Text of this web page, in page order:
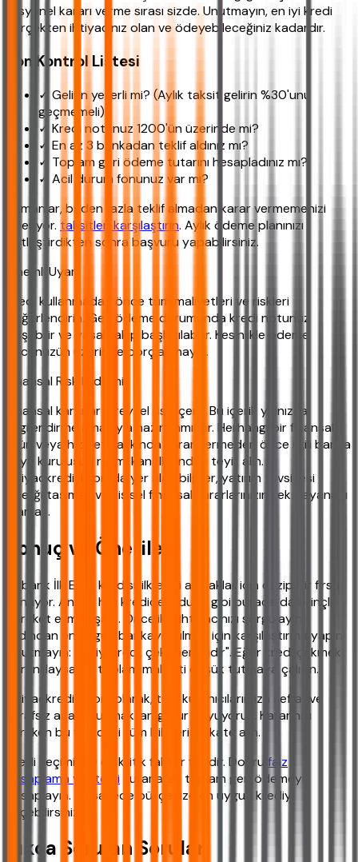
rasyonel kararı verme sırası sizde. Unutmayın, en iyi kredi
gerçekten ihtiyacınız olan ve ödeyebileceğiniz kadardır.
Son Kontrol Listesi
✓ Gelirin yeterli mi? (Aylık taksit gelirin %30'unu
geçmemeli)
✓ Kredi notunuz 1200'ün üzerinde mi?
✓ En az 3 bankadan teklif aldınız mı?
✓ Toplam geri ödeme tutarını hesapladınız mı?
✓ Acil durum fonunuz var mı?
Uzmanlar, birden fazla teklif almadan karar vermemenizi
öneriyor. taksitleri karşılaştırın. Aylık ödeme planınızı
netleştirdikten sonra başvuru yapabilirsiniz.
Önemli Uyarı
Kredi kullanmadan önce tüm maliyetleri ve riskleri
değerlendirin. Geç ödeme durumunda kredi notunuz
düşebilir ve yasal takip başlatılabilir. Kesinlikle ödeme
gücünüzün üzerinde borçlanmayın.
Finansal Risk Bildirimi
Finansal kararlar bireysel risk içerir. Bu içerik yalnızca
bilgilendirme amacıyla hazırlanmıştır. Herhangi bir finansal
ürün veya hizmet hakkında karar vermeden önce ilgili banka
veya kuruluşun resmi kanallarından teyit alın.
ihtiyackredisi.com'da yer alan bilgiler, yatırım tavsiyesi
niteliği taşımaz ve kişisel finansal kararlarınızın tek dayanağı
olamaz.
Sonuç ve Öneriler
Akbank İlk Evim kredisi, ilk evini alacaklar için cazip bir fırsat
sunuyor. Ancak her kredide olduğu gibi burada da bilinçli
hareket etmek şart. Öncelikle ihtiyacınızı sorgulayın,
ardından en uygun bankayı bulmak için karşılaştırma yapın.
Unutmayın: "En iyi kredi, çekilmemisidir". Eğer kredi çekmek
zorundaysanız, toplam maliyeti düşük tutmaya çalışın.
ihtiyackredisi.com olarak, tüm kullanıcılarımıza şeffaf ve
tarafsız analiz sunmaktan gurur duyuyoruz. Kararınızı
verirken bu yazıdaki tüm bilgileri dikkate alın.
Kredi seçiminde en kritik faktör faizdir. Doğru faiz
hesaplama yöntemi kullanarak toplam geri ödemeyi
hesaplayın. Bu sayede bütçenize en uygun krediyi
seçebilirsiniz.
Sıkça Sorulan Sorular